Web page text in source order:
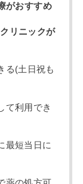
がおすすめ
リニックが
る(土日祝も
て利用でき
最短当日に